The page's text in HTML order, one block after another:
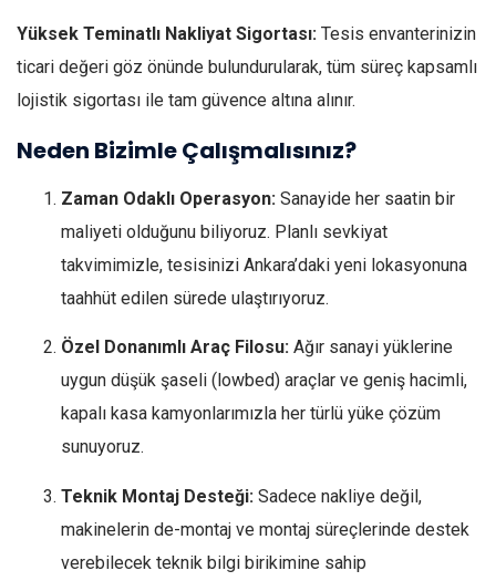
Yüksek Teminatlı Nakliyat Sigortası: Tesis envanterinizin
ticari değeri göz önünde bulundurularak, tüm süreç kapsamlı
lojistik sigortası ile tam güvence altına alınır.
Neden Bizimle Çalışmalısınız?
Zaman Odaklı Operasyon: Sanayide her saatin bir
maliyeti olduğunu biliyoruz. Planlı sevkiyat
takvimimizle, tesisinizi Ankara’daki yeni lokasyonuna
taahhüt edilen sürede ulaştırıyoruz.
Özel Donanımlı Araç Filosu: Ağır sanayi yüklerine
uygun düşük şaseli (lowbed) araçlar ve geniş hacimli,
kapalı kasa kamyonlarımızla her türlü yüke çözüm
sunuyoruz.
Teknik Montaj Desteği: Sadece nakliye değil,
makinelerin de-montaj ve montaj süreçlerinde destek
verebilecek teknik bilgi birikimine sahip